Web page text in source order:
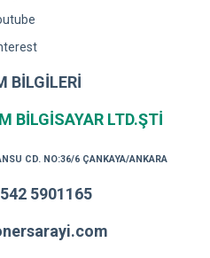
BİLGİLERİ
BİLGİSAYAR LTD.ŞTİ
CD. NO:36/6 ÇANKAYA/ANKARA
5901165